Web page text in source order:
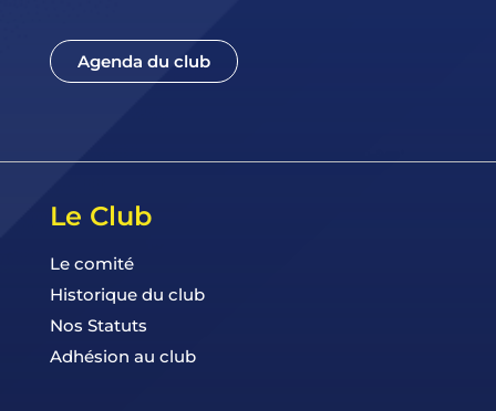
Agenda du club
Le Club
Le comité
Historique du club
Nos Statuts
Adhésion au club